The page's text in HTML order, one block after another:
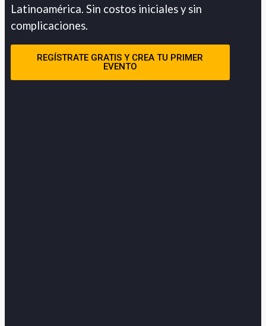
Latinoamérica. Sin costos iniciales y sin
complicaciones.
REGÍSTRATE GRATIS Y CREA TU PRIMER
EVENTO